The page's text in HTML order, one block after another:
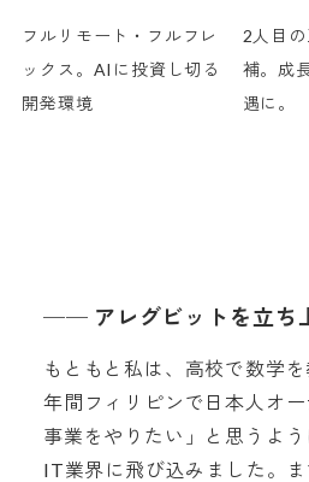
フルリモート・フルフレ
ックス。AIに投資し切る
開発環境
2人目
補。成
遇に。
── アレグビットを立ち
もともと私は、高校で数学
年間フィリピンで日本人オ
事業をやりたい」と思うよ
IT業界に飛び込みました。